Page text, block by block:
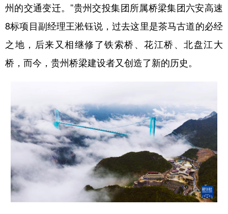
州的交通变迁。”贵州交投集团所属桥梁集团六安高速
8标项目副经理王淞钰说，过去这里是茶马古道的必经
之地，后来又相继修了铁索桥、花江桥、北盘江大
桥，而今，贵州桥梁建设者又创造了新的历史。